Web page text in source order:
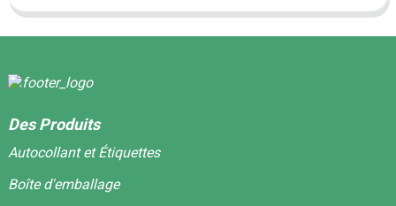
Des Produits
Autocollant et Étiquettes
Boîte d'emballage